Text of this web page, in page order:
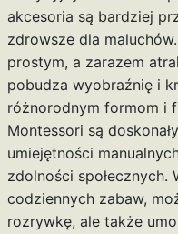
akcesoria są bardziej
zdrowsze dla
prostym, a zarazem
pobudza wyobraźnię i
różnorodnym formom i
Montessori są
umiejętności
zdolności
codziennych zabaw,
rozrywkę, ale także